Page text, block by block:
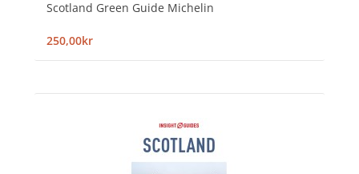
Scotland Green Guide Michelin
250,00kr